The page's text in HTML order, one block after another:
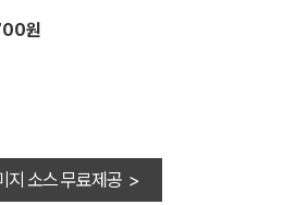
원
지 소스 무료제공 >